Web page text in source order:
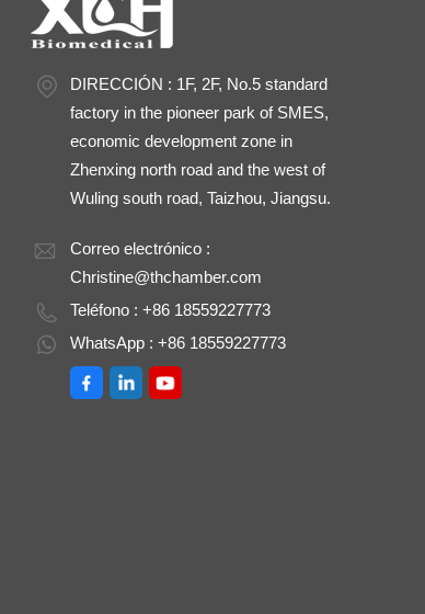
DIRECCIÓN : 1F, 2F, No.5 standard
factory in the pioneer park of SMES,
economic development zone in
Zhenxing north road and the west of
Wuling south road, Taizhou, Jiangsu.
Correo electrónico :
Christine@thchamber.com
Teléfono : +86 18559227773
WhatsApp : +86 18559227773